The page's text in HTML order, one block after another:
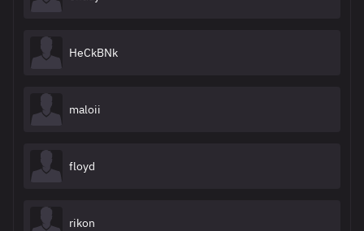
HeCkBNk
maloii
floyd
rikon